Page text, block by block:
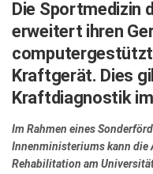
Wirtschaft, Recht,
Zahn, Mund, Kiefer
Forum Gesundheit
Allgemein
Sehen
Innovationen
Die Sportmedizin
erweitert ihren
Kraftgerät. Dies
Kraftdiagnostik
Im Rahmen eines
Innenministeriums kann
Rehabilitation am